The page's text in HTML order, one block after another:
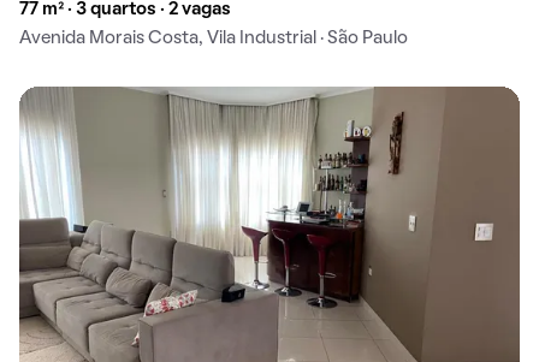
77 m² · 3 quartos · 2 vagas
Avenida Morais Costa, Vila Industrial · São Paulo